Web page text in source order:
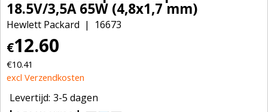
18.5V/3,5A 65W (4,8x1,7 mm)
Hewlett Packard 16673
€12.60
€10.41
excl Verzendkosten
Levertijd: 3-5 dagen